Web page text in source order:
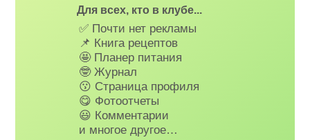
Для всех, кто в клубе...
✅ Почти нет рекламы
📌 Книга рецептов
🤩 Планер питания
🤓 Журнал
😗 Страница профиля
😋 Фотоотчеты
😃 Комментарии
и многое другое…